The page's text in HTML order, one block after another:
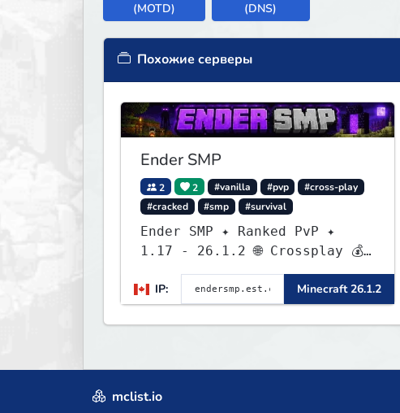
(MOTD)
(DNS)
Похожие серверы
Ender SMP
2 2 #vanilla #pvp
#cross-play
#cracked
#smp #survival
Ender SMP ✦ Ranked PvP ✦
1.17 - 26.1.2 🌐 Crossplay 💰
Rewards 🛠 Custom Gear
IP:
Minecraft 26.1.2
mclist.io